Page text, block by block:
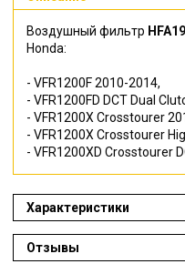
Воздушный фильтр
Honda:
- VFR1200F 2010-2014,
- VFR1200FD DCT Dual
- VFR1200X Crosstourer
- VFR1200X Crosstourer
- VFR1200XD Crosstourer
Характеристики
Отзывы